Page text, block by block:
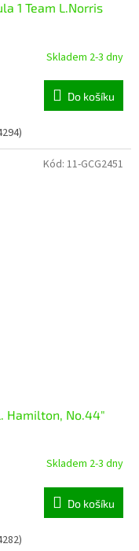
1 Team L.Norris
Skladem 2-3 dny
Do košíku
Hamilton, No.44"
Skladem 2-3 dny
Do košíku
Kód: 11-GCG2451